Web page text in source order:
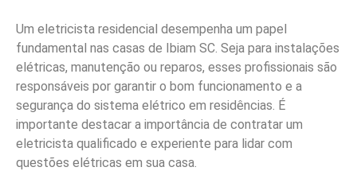
Um eletricista residencial desempenha um papel
fundamental nas casas de Ibiam SC. Seja para instalações
elétricas, manutenção ou reparos, esses profissionais são
responsáveis por garantir o bom funcionamento e a
segurança do sistema elétrico em residências. É
importante destacar a importância de contratar um
eletricista qualificado e experiente para lidar com
questões elétricas em sua casa.